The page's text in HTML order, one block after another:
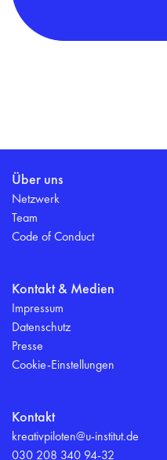
Über uns
Netzwerk
Team
Code of Conduct
Kontakt & Medien
Impressum
Datenschutz
Presse
Cookie-Einstellungen
Kontakt
kreativpiloten@u-institut.de
030 208 340 94-32